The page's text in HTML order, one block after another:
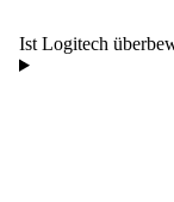
Ist Logitech